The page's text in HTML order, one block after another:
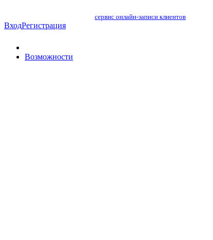
сервис онлайн-записи клиентов
ВходРегистрация
Возможности